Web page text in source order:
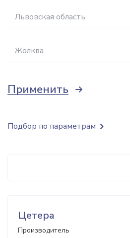
Львовская область
Жолква
Применить
Цетера
Производитель
Подбор по параметрам